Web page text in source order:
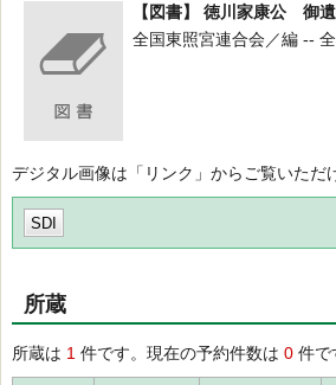
【図書】 徳川家康公 御
全国東照宮連合会／編 --
デジタル画像は「リンク」からご覧いただ
SDI
所蔵
所蔵は 1 件です。現在の予約件数は 0 件で